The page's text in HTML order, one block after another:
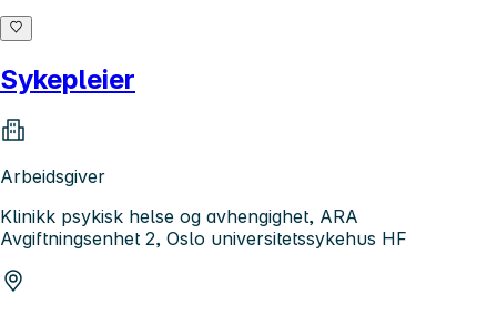
Sykepleier
Arbeidsgiver
Klinikk psykisk helse og avhengighet, ARA
Avgiftningsenhet 2, Oslo universitetssykehus HF